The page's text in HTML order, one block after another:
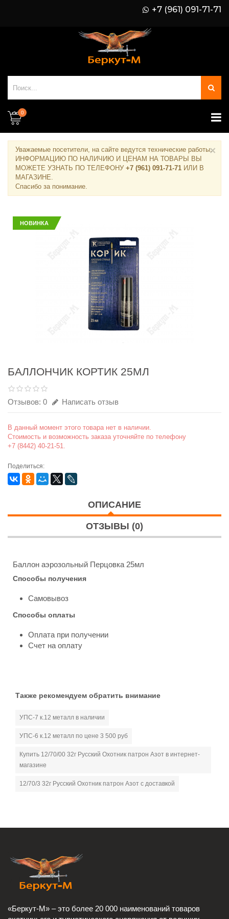
+7 (961) 091-71-71
0
Уважаемые посетители, на сайте ведутся технические работы.
ИНФОРМАЦИЮ ПО НАЛИЧИЮ И ЦЕНАМ НА ТОВАРЫ ВЫ
МОЖЕТЕ УЗНАТЬ ПО ТЕЛЕФОНУ +7 (961) 091-71-71 ИЛИ В
МАГАЗИНЕ.
Спасибо за понимание.
×
НОВИНКА
БАЛЛОНЧИК КОРТИК 25МЛ
Отзывов: 0 Написать отзыв
В данный момент этого товара нет в наличии.
Стоимость и возможность заказа уточняйте по телефону
+7 (8442) 40-21-51.
Поделиться:
ОПИСАНИЕ
ОТЗЫВЫ (0)
Баллон аэрозольный Перцовка 25мл
Способы получения
Самовывоз
Способы оплаты
Оплата при получении
Счет на оплату
Также рекомендуем обратить внимание
УПС-7 к.12 металл в наличии
УПС-6 к.12 металл по цене 3 500 руб
Купить 12/70/00 32г Русский Охотник патрон Азот в интернет-
магазине
12/70/3 32г Русский Охотник патрон Азот с доставкой
«Беркут-М» – это более 20 000 наименований товаров